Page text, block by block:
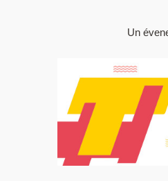
Un